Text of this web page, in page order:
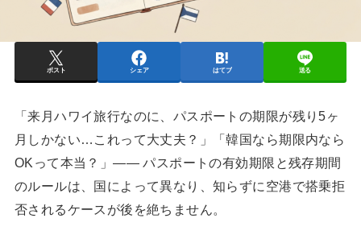
ポスト シェア はてブ 送る
「来月ハワイ旅行なのに、パスポートの期限が残り5ヶ
月しかない…これって大丈夫？」「韓国なら期限内なら
OKって本当？」—— パスポートの有効期限と残存期間
のルールは、国によって異なり、知らずに空港で搭乗拒
否されるケースが後を絶ちません。